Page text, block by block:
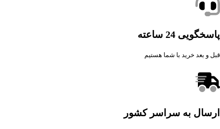
پاسخگویی 24 ساعته
قبل و بعد خرید با شما هستیم
ارسال به سراسر کشور